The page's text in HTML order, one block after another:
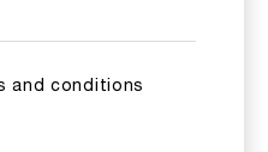
and conditions